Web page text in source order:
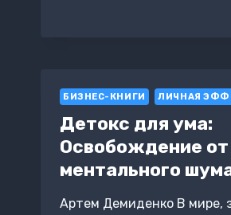
ГОЛОВЫ
БИЗНЕС-КНИГИ ЛИЧНАЯ
Детокс для ума:
Освобождение от
ментального
Артем Демиденко В мире,